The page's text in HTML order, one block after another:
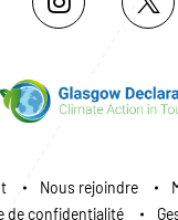
Nous rejoindre
de confidentialité